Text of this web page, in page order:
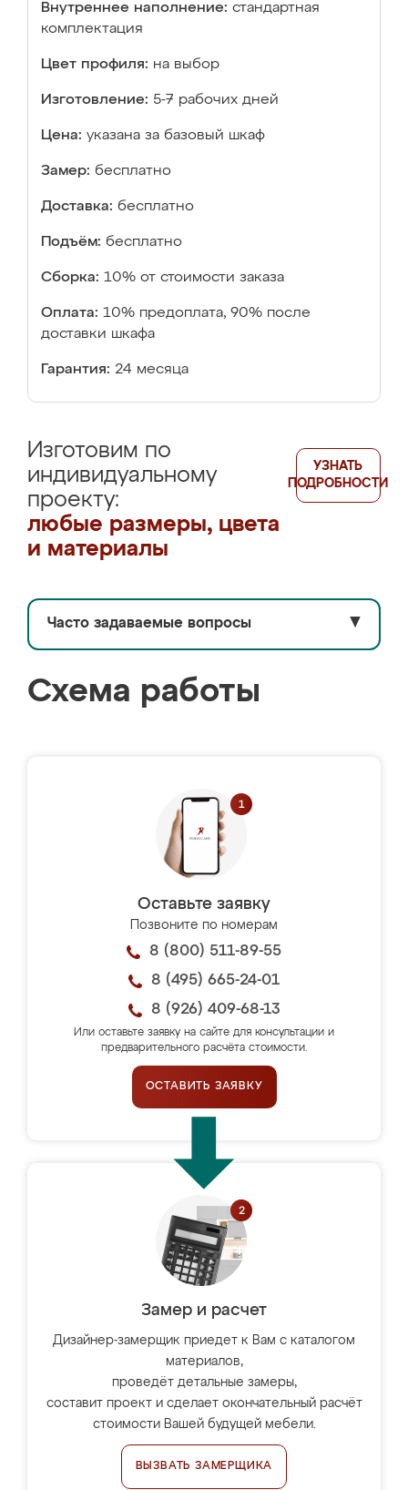
Внутреннее наполнение: стандартная
комплектация
Цвет профиля: на выбор
Изготовление: 5-7 рабочих дней
Цена: указана за базовый шкаф
Замер: бесплатно
Доставка: бесплатно
Подъём: бесплатно
Сборка: 10% от стоимости заказа
Оплата: 10% предоплата, 90% после
доставки шкафа
Гарантия: 24 месяца
Изготовим по
индивидуальному
проекту:
любые размеры, цвета
и материалы
УЗНАТЬ
ПОДРОБНОСТИ
Часто задаваемые вопросы ▼
Схема работы
Оставьте заявку
Позвоните по номерам
8 (800) 511-89-55
8 (495) 665-24-01
8 (926) 409-68-13
Или оставьте заявку на сайте для консультации и
предварительного расчёта стоимости.
ОСТАВИТЬ ЗАЯВКУ
Замер и расчет
Дизайнер-замерщик приедет к Вам с каталогом
материалов,
проведёт детальные замеры,
составит проект и сделает окончательный расчёт
стоимости Вашей будущей мебели.
ВЫЗВАТЬ ЗАМЕРЩИКА